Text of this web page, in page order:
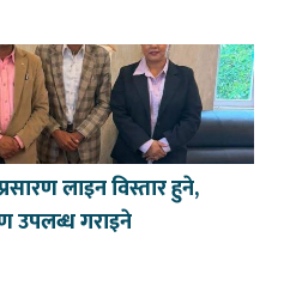
लाइन विस्तार हुने,
उपलब्ध गराइने